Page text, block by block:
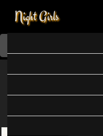
Night Girls
לוהטת
לוהטת